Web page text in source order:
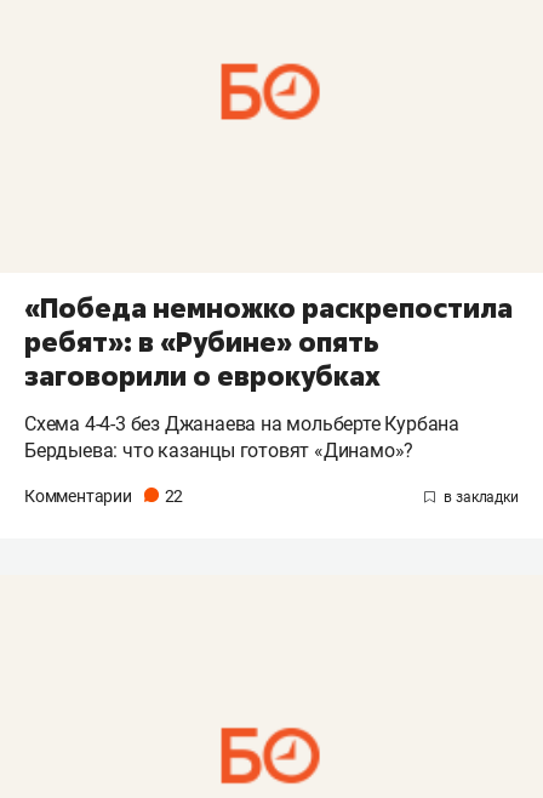
«Победа немножко раскрепостила
ребят»: в «Рубине» опять
заговорили о еврокубках
Схема 4-4-3 без Джанаева на мольберте Курбана
Бердыева: что казанцы готовят «Динамо»?
Комментарии 22